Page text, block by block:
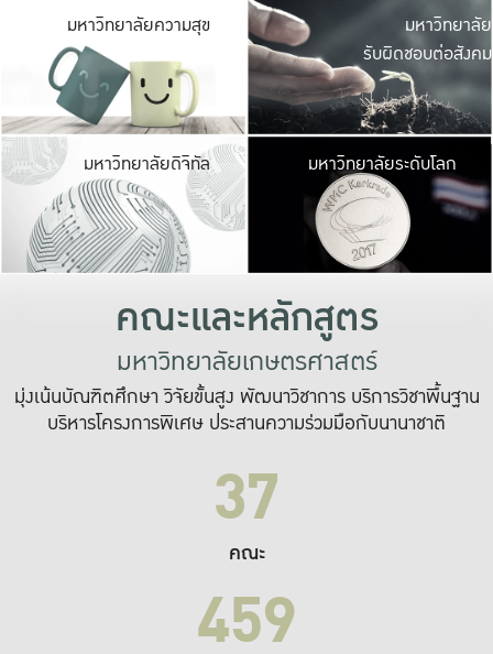
มหาวิทยาลัยความสุข มหาวิ
ค
เปิดประ
และพบเรื่องราวใ
มหาวิทยาลัย
รับผิดชอบต่อสังคม
มหาวิทยาลัยดิจิทัล มหาวิ
เปลี่ยนแปลง แล
เพื่อทำง
ระบบสารสนเทศ
มหาวิทยาลัยระดับโลก
คณะและหลักสูตร
มหาวิทยาลัยเกษตรศาสตร์
มุ่งเน้นบัณฑิตศึกษา วิจัยขั้นสูง พัฒนาวิชาการ บริการวิชาพื้นฐาน
บริหารโครงการพิเศษ ประสานความร่วมมือกับนานาชาติ
37
คณะ
459